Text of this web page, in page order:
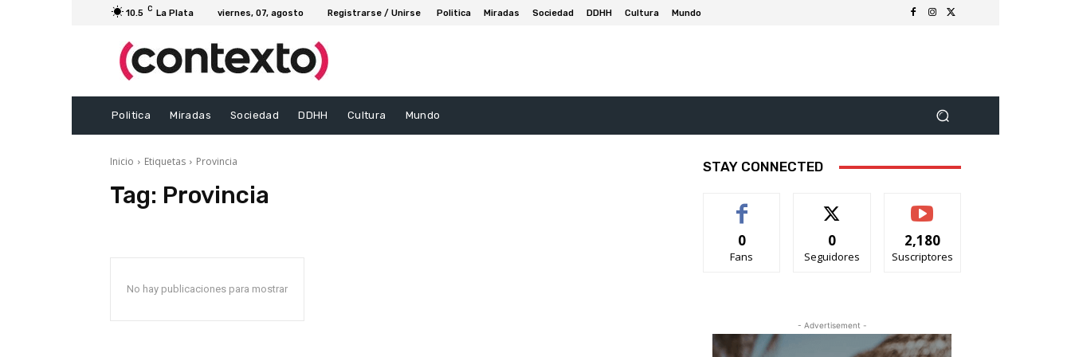
10.5 C La Plata viernes, 07, agosto Registrarse / Unirse Politica Miradas Sociedad DDHH Cultura Mundo
Politica Miradas Sociedad DDHH Cultura Mundo
Inicio Etiquetas Provincia
Tag: Provincia
No hay publicaciones para mostrar
STAY CONNECTED
0
Fans
0
Seguidores
2,180
Suscriptores
- Advertisement -